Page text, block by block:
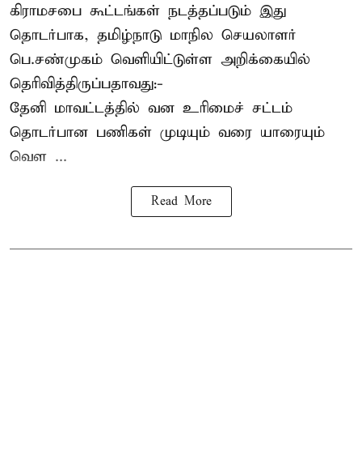
கிராமசபை கூட்டங்கள் நடத்தப்படும் இது
தொடர்பாக, தமிழ்நாடு மாநில செயலாளர்
பெ.சண்முகம் வெளியிட்டுள்ள அறிக்கையில்
தெரிவித்திருப்பதாவது:-
தேனி மாவட்டத்தில் வன உரிமைச் சட்டம்
தொடர்பான பணிகள் முடியும் வரை யாரையும்
வெள ...
Read More